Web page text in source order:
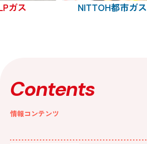
ガス NITTOH都市ガス
Contents
情報コンテンツ